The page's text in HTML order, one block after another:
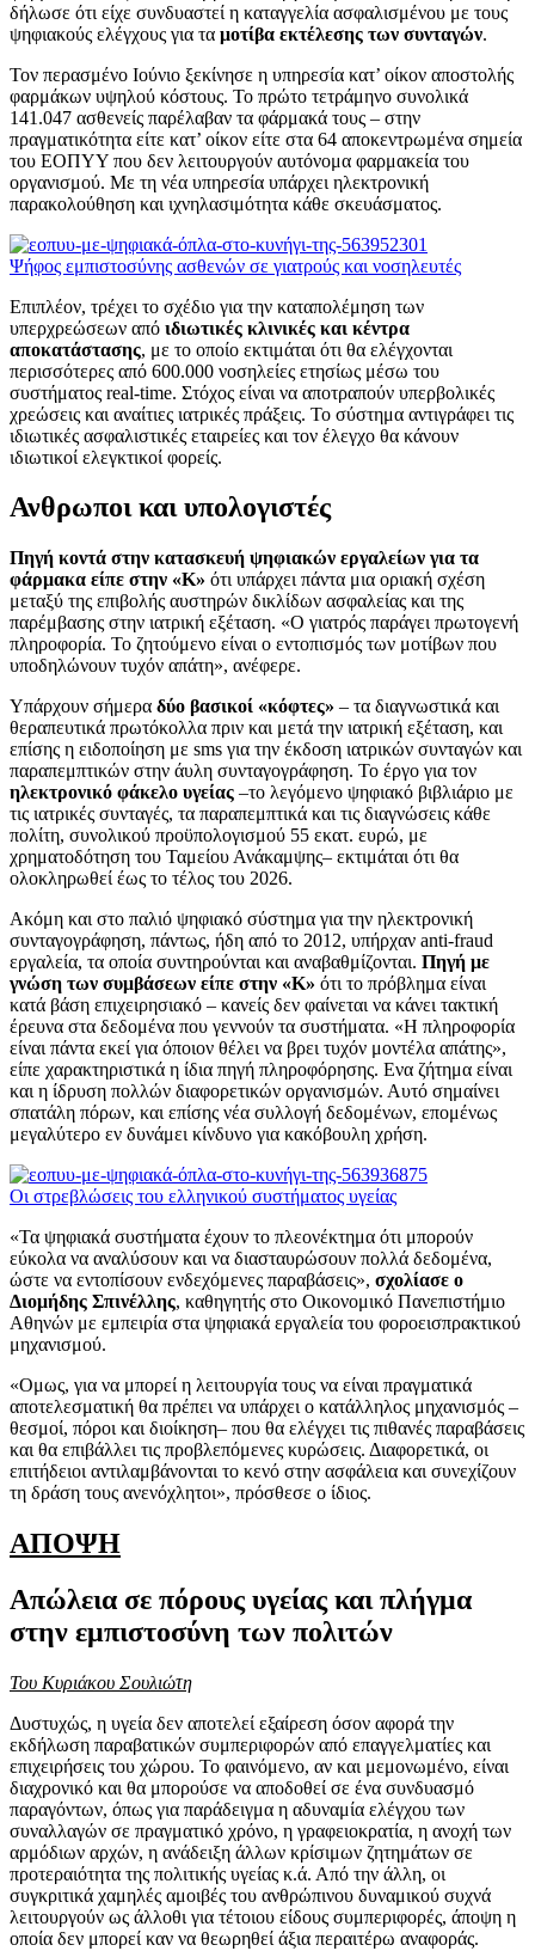
δήλωσε ότι είχε συνδυαστεί η καταγγελία ασφαλισμένου με τους
ψηφιακούς ελέγχους για τα μοτίβα εκτέλεσης των συνταγών.
Τον περασμένο Ιούνιο ξεκίνησε η υπηρεσία κατ’ οίκον αποστολής
φαρμάκων υψηλού κόστους. Το πρώτο τετράμηνο συνολικά
141.047 ασθενείς παρέλαβαν τα φάρμακά τους – στην
πραγματικότητα είτε κατ’ οίκον είτε στα 64 αποκεντρωμένα σημεία
του ΕΟΠΥΥ που δεν λειτουργούν αυτόνομα φαρμακεία του
οργανισμού. Με τη νέα υπηρεσία υπάρχει ηλεκτρονική
παρακολούθηση και ιχνηλασιμότητα κάθε σκευάσματος.
Ψήφος εμπιστοσύνης ασθενών σε γιατρούς και νοσηλευτές
Επιπλέον, τρέχει το σχέδιο για την καταπολέμηση των
υπερχρεώσεων από ιδιωτικές κλινικές και κέντρα
αποκατάστασης, με το οποίο εκτιμάται ότι θα ελέγχονται
περισσότερες από 600.000 νοσηλείες ετησίως μέσω του
συστήματος real-time. Στόχος είναι να αποτραπούν υπερβολικές
χρεώσεις και αναίτιες ιατρικές πράξεις. Το σύστημα αντιγράφει τις
ιδιωτικές ασφαλιστικές εταιρείες και τον έλεγχο θα κάνουν
ιδιωτικοί ελεγκτικοί φορείς.
Ανθρωποι και υπολογιστές
Πηγή κοντά στην κατασκευή ψηφιακών εργαλείων για τα
φάρμακα είπε στην «Κ» ότι υπάρχει πάντα μια οριακή σχέση
μεταξύ της επιβολής αυστηρών δικλίδων ασφαλείας και της
παρέμβασης στην ιατρική εξέταση. «Ο γιατρός παράγει πρωτογενή
πληροφορία. Το ζητούμενο είναι ο εντοπισμός των μοτίβων που
υποδηλώνουν τυχόν απάτη», ανέφερε.
Υπάρχουν σήμερα δύο βασικοί «κόφτες» – τα διαγνωστικά και
θεραπευτικά πρωτόκολλα πριν και μετά την ιατρική εξέταση, και
επίσης η ειδοποίηση με sms για την έκδοση ιατρικών συνταγών και
παραπεμπτικών στην άυλη συνταγογράφηση. Το έργο για τον
ηλεκτρονικό φάκελο υγείας –το λεγόμενο ψηφιακό βιβλιάριο με
τις ιατρικές συνταγές, τα παραπεμπτικά και τις διαγνώσεις κάθε
πολίτη, συνολικού προϋπολογισμού 55 εκατ. ευρώ, με
χρηματοδότηση του Ταμείου Ανάκαμψης– εκτιμάται ότι θα
ολοκληρωθεί έως το τέλος του 2026.
Ακόμη και στο παλιό ψηφιακό σύστημα για την ηλεκτρονική
συνταγογράφηση, πάντως, ήδη από το 2012, υπήρχαν anti-fraud
εργαλεία, τα οποία συντηρούνται και αναβαθμίζονται. Πηγή με
γνώση των συμβάσεων είπε στην «Κ» ότι το πρόβλημα είναι
κατά βάση επιχειρησιακό – κανείς δεν φαίνεται να κάνει τακτική
έρευνα στα δεδομένα που γεννούν τα συστήματα. «Η πληροφορία
είναι πάντα εκεί για όποιον θέλει να βρει τυχόν μοντέλα απάτης»,
είπε χαρακτηριστικά η ίδια πηγή πληροφόρησης. Ενα ζήτημα είναι
και η ίδρυση πολλών διαφορετικών οργανισμών. Αυτό σημαίνει
σπατάλη πόρων, και επίσης νέα συλλογή δεδομένων, επομένως
μεγαλύτερο εν δυνάμει κίνδυνο για κακόβουλη χρήση.
Οι στρεβλώσεις του ελληνικού συστήματος υγείας
«Τα ψηφιακά συστήματα έχουν το πλεονέκτημα ότι μπορούν
εύκολα να αναλύσουν και να διασταυρώσουν πολλά δεδομένα,
ώστε να εντοπίσουν ενδεχόμενες παραβάσεις», σχολίασε ο
Διομήδης Σπινέλλης, καθηγητής στο Οικονομικό Πανεπιστήμιο
Αθηνών με εμπειρία στα ψηφιακά εργαλεία του φοροεισπρακτικού
μηχανισμού.
«Ομως, για να μπορεί η λειτουργία τους να είναι πραγματικά
αποτελεσματική θα πρέπει να υπάρχει ο κατάλληλος μηχανισμός –
θεσμοί, πόροι και διοίκηση– που θα ελέγχει τις πιθανές παραβάσεις
και θα επιβάλλει τις προβλεπόμενες κυρώσεις. Διαφορετικά, οι
επιτήδειοι αντιλαμβάνονται το κενό στην ασφάλεια και συνεχίζουν
τη δράση τους ανενόχλητοι», πρόσθεσε ο ίδιος.
ΑΠΟΨΗ
Απώλεια σε πόρους υγείας και πλήγμα
στην εμπιστοσύνη των πολιτών
Του Κυριάκου Σουλιώτη
Δυστυχώς, η υγεία δεν αποτελεί εξαίρεση όσον αφορά την
εκδήλωση παραβατικών συμπεριφορών από επαγγελματίες και
επιχειρήσεις του χώρου. Το φαινόμενο, αν και μεμονωμένο, είναι
διαχρονικό και θα μπορούσε να αποδοθεί σε ένα συνδυασμό
παραγόντων, όπως για παράδειγμα η αδυναμία ελέγχου των
συναλλαγών σε πραγματικό χρόνο, η γραφειοκρατία, η ανοχή των
αρμόδιων αρχών, η ανάδειξη άλλων κρίσιμων ζητημάτων σε
προτεραιότητα της πολιτικής υγείας κ.ά. Από την άλλη, οι
συγκριτικά χαμηλές αμοιβές του ανθρώπινου δυναμικού συχνά
λειτουργούν ως άλλοθι για τέτοιου είδους συμπεριφορές, άποψη η
οποία δεν μπορεί καν να θεωρηθεί άξια περαιτέρω αναφοράς.